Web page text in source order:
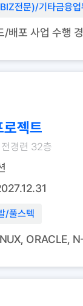
전문)/기타금융
배포 사업 수행
젝트
전경련 32층
/풀스텍
ORACLE,